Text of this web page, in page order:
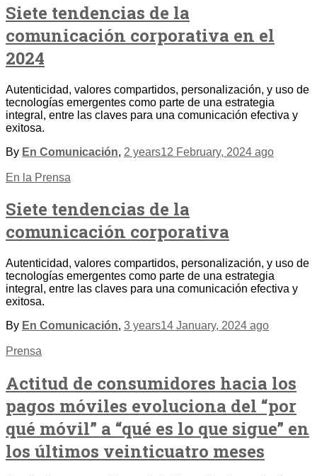
Siete tendencias de la
comunicación corporativa en el
2024
Autenticidad, valores compartidos, personalización, y uso de
tecnologías emergentes como parte de una estrategia
integral, entre las claves para una comunicación efectiva y
exitosa.
By En Comunicación, 2 years12 February, 2024 ago
En la Prensa
Siete tendencias de la
comunicación corporativa
Autenticidad, valores compartidos, personalización, y uso de
tecnologías emergentes como parte de una estrategia
integral, entre las claves para una comunicación efectiva y
exitosa.
By En Comunicación, 3 years14 January, 2024 ago
Prensa
Actitud de consumidores hacia los
pagos móviles evoluciona del “por
qué móvil” a “qué es lo que sigue” en
los últimos veinticuatro meses